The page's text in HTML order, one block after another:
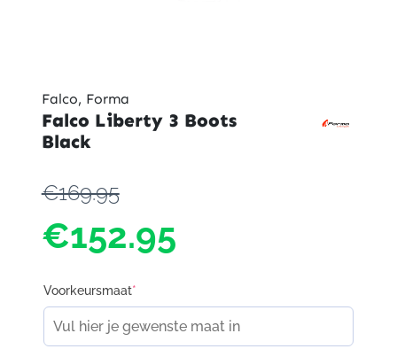
Falco, Forma
Falco Liberty 3 Boots
Black
€169.95
€152.95
Voorkeursmaat*